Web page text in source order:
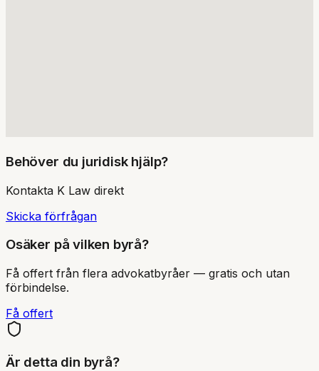
Behöver du juridisk hjälp?
Kontakta K Law direkt
Skicka förfrågan
Osäker på vilken byrå?
Få offert från flera advokatbyråer — gratis och utan
förbindelse.
Få offert
Är detta din byrå?